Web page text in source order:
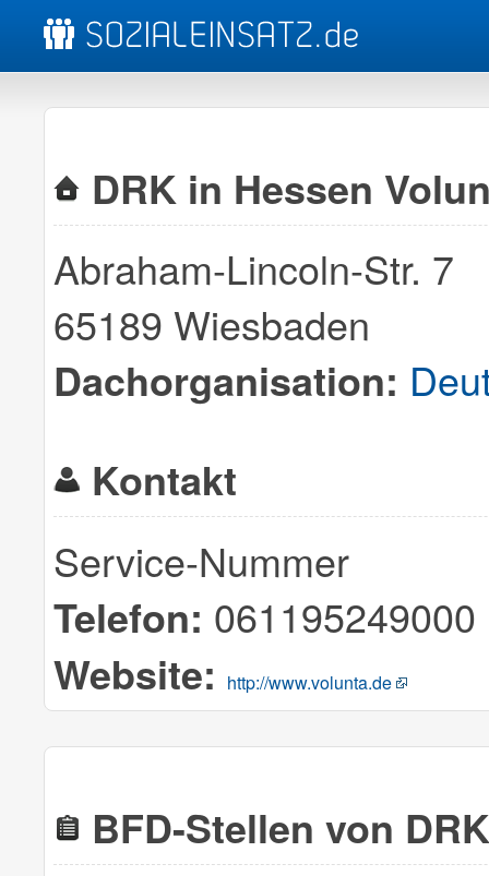
DRK in Hessen
Abraham-Lincoln-Str. 7
65189 Wiesbaden
Dachorganisation:
Kontakt
Service-Nummer
Telefon: 061195249000
Website:
http://www.volunta.de
BFD-Stellen von